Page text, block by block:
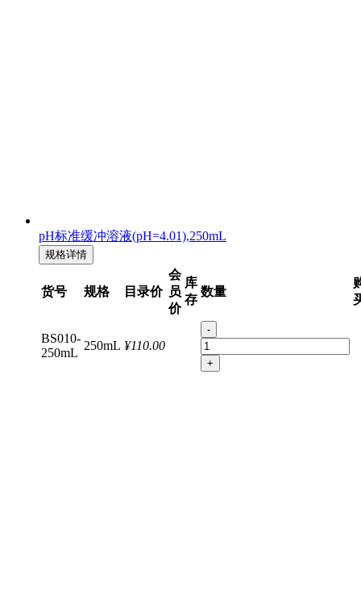
pH标准缓冲溶液(pH=4.01),250mL
规格详情
货号 规格 目录价
会
员
价
库
存
数量
BS010-
250mL
250mL ¥110.00
-
+